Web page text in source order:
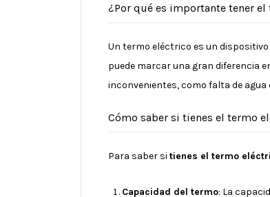
¿Por qué es importante tener
Un termo eléctrico es un
puede marcar una gran diferencia
inconvenientes, como falta de
Cómo saber si tienes el termo
Para saber si tienes el termo
Capacidad del termo: La